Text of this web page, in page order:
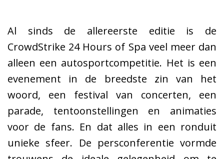
Al sinds de allereerste editie is de
CrowdStrike 24 Hours of Spa veel meer dan
alleen een autosportcompetitie. Het is een
evenement in de breedste zin van het
woord, een festival van concerten, een
parade, tentoonstellingen en animaties
voor de fans. En dat alles in een ronduit
unieke sfeer. De persconferentie vormde